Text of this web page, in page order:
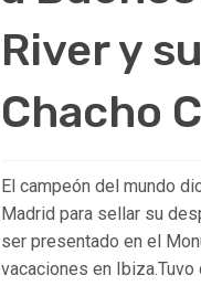
River y
Chacho
El campeón del mundo
Madrid para sellar su
ser presentado en el
vacaciones en